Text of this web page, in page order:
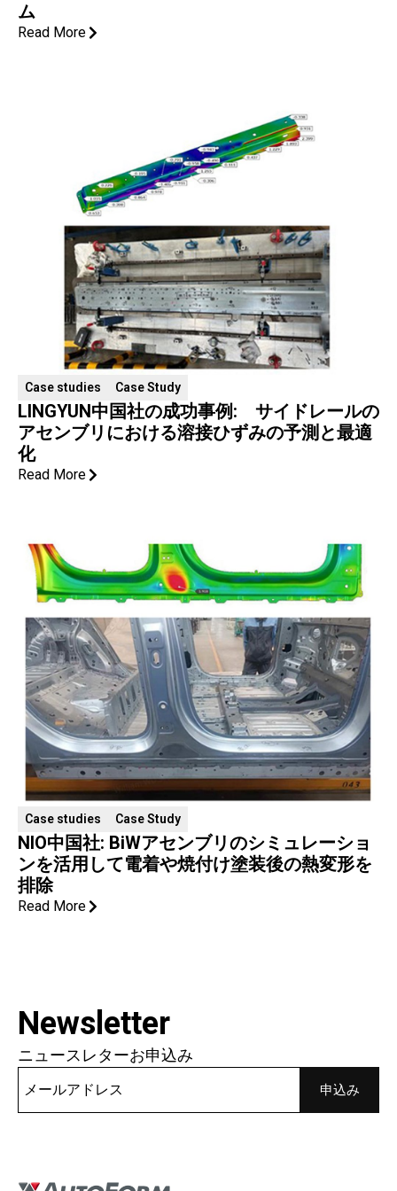
ム
Read More
Case studies Case Study
LINGYUN中国社の成功事例: サイドレールの
アセンブリにおける溶接ひずみの予測と最適
化
Read More
Case studies Case Study
NIO中国社: BiWアセンブリのシミュレーショ
ンを活用して電着や焼付け塗装後の熱変形を
排除
Read More
Newsletter
ニュースレターお申込み